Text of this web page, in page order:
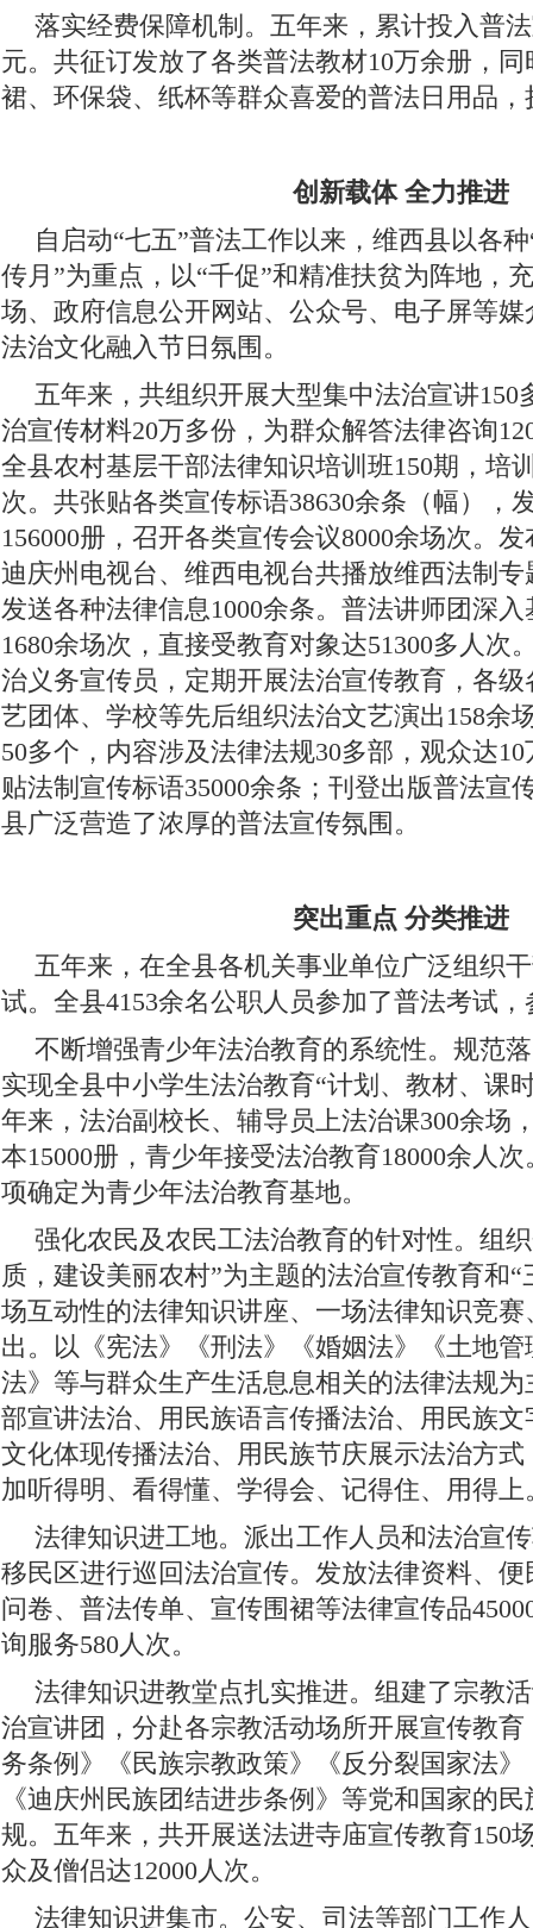
落实经费保障机制。五年来，累计投入普
元。共征订发放了各类普法教材10万余册，
裙、环保袋、纸杯等群众喜爱的普法日用品
创新载体 全力推进
自启动“七五”普法工作以来，维西县以各
传月”为重点，以“千促”和精准扶贫为阵地，
场、政府信息公开网站、公众号、电子屏等
法治文化融入节日氛围。
五年来，共组织开展大型集中法治宣讲150
治宣传材料20万多份，为群众解答法律咨询
全县农村基层干部法律知识培训班150期，培
次。共张贴各类宣传标语38630余条（幅），
156000册，召开各类宣传会议8000余场次。
迪庆州电视台、维西电视台共播放维西法制专
发送各种法律信息1000余条。普法讲师团深
1680余场次，直接受教育对象达51300多人次
治义务宣传员，定期开展法治宣传教育，各
艺团体、学校等先后组织法治文艺演出158余
50多个，内容涉及法律法规30多部，观众达
贴法制宣传标语35000余条；刊登出版普法宣
县广泛营造了浓厚的普法宣传氛围。
突出重点 分类推进
五年来，在全县各机关事业单位广泛组织
试。全县4153余名公职人员参加了普法考试
不断增强青少年法治教育的系统性。规范
实现全县中小学生法治教育“计划、教材、课
年来，法治副校长、辅导员上法治课300余场
本15000册，青少年接受法治教育18000余人
项确定为青少年法治教育基地。
强化农民及农民工法治教育的针对性。组
质，建设美丽农村”为主题的法治宣传教育和
场互动性的法律知识讲座、一场法律知识竞
出。以《宪法》《刑法》《婚姻法》《土地
法》等与群众生产生活息息相关的法律法规
部宣讲法治、用民族语言传播法治、用民族
文化体现传播法治、用民族节庆展示法治方
加听得明、看得懂、学得会、记得住、用得上
法律知识进工地。派出工作人员和法治宣
移民区进行巡回法治宣传。发放法律资料、
问卷、普法传单、宣传围裙等法律宣传品
询服务580人次。
法律知识进教堂点扎实推进。组建了宗教
治宣讲团，分赴各宗教活动场所开展宣传教
务条例》《民族宗教政策》《反分裂国家法
《迪庆州民族团结进步条例》等党和国家的
规。五年来，共开展送法进寺庙宣传教育150
众及僧侣达12000人次。
法律知识进集市。公安、司法等部门工作